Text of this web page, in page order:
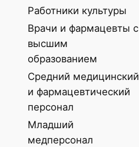
Работники культуры
Врачи и фармацевты с
высшим
образованием
Средний медицинский
и фармацевтический
персонал
Младший
медперсонал